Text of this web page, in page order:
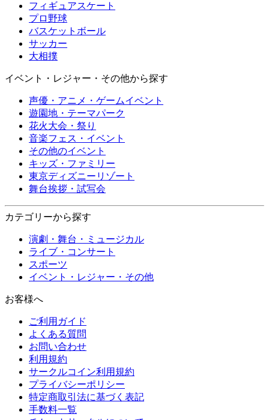
フィギュアスケート
プロ野球
バスケットボール
サッカー
大相撲
イベント・レジャー・その他から探す
声優・アニメ・ゲームイベント
遊園地・テーマパーク
花火大会・祭り
音楽フェス・イベント
その他のイベント
キッズ・ファミリー
東京ディズニーリゾート
舞台挨拶・試写会
カテゴリーから探す
演劇・舞台・ミュージカル
ライブ・コンサート
スポーツ
イベント・レジャー・その他
お客様へ
ご利用ガイド
よくある質問
お問い合わせ
利用規約
サークルコイン利用規約
プライバシーポリシー
特定商取引法に基づく表記
手数料一覧